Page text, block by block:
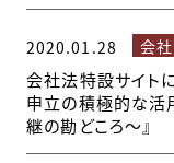
2020.01.28 会
会社法特設サイト
申立の積極的な活
継の勘どころ～』